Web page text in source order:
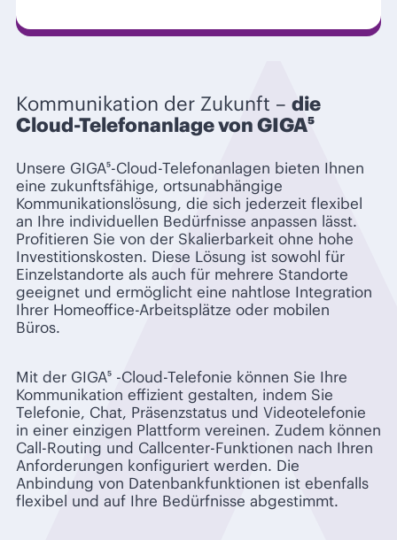
Kommunikation der Zukunft – die
Cloud-Telefonanlage von GIGA⁵
Unsere GIGA⁵-Cloud-Telefonanlagen bieten Ihnen
eine zukunftsfähige, ortsunabhängige
Kommunikationslösung, die sich jederzeit flexibel
an Ihre individuellen Bedürfnisse anpassen lässt.
Profitieren Sie von der Skalierbarkeit ohne hohe
Investitionskosten. Diese Lösung ist sowohl für
Einzelstandorte als auch für mehrere Standorte
geeignet und ermöglicht eine nahtlose Integration
Ihrer Homeoffice-Arbeitsplätze oder mobilen
Büros.
Mit der GIGA⁵ -Cloud-Telefonie können Sie Ihre
Kommunikation effizient gestalten, indem Sie
Telefonie, Chat, Präsenzstatus und Videotelefonie
in einer einzigen Plattform vereinen. Zudem können
Call-Routing und Callcenter-Funktionen nach Ihren
Anforderungen konfiguriert werden. Die
Anbindung von Datenbankfunktionen ist ebenfalls
flexibel und auf Ihre Bedürfnisse abgestimmt.